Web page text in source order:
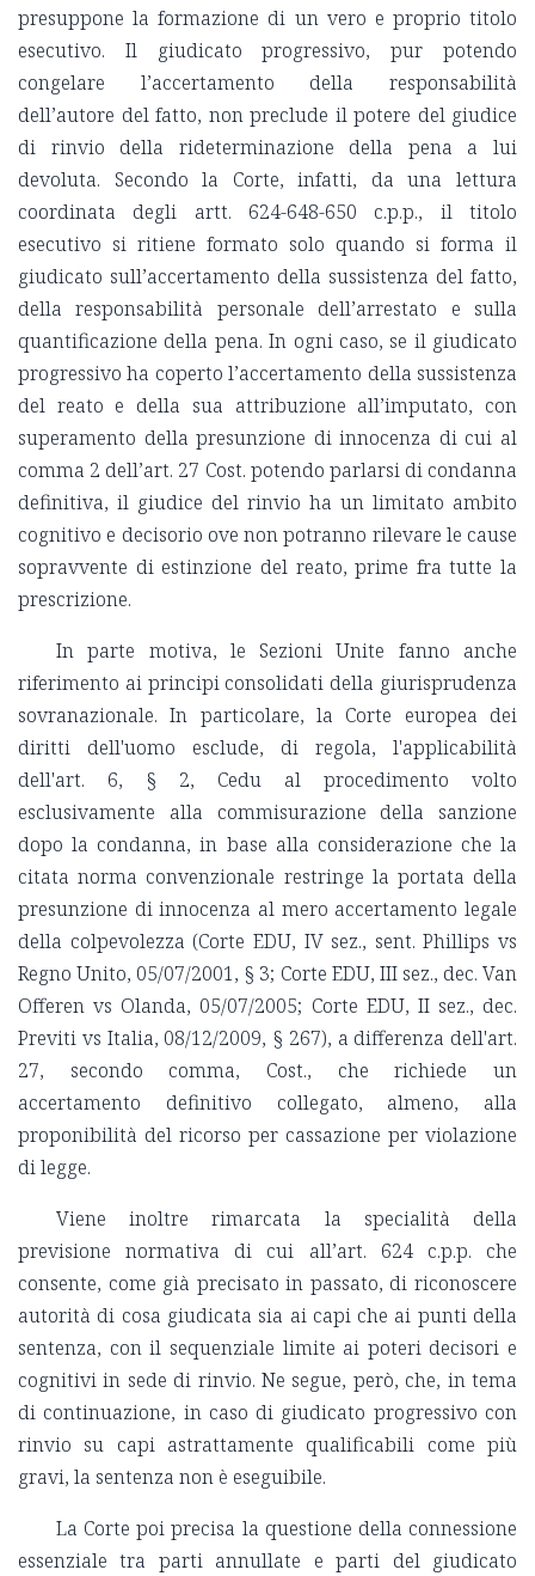
presuppone la formazione di un vero e proprio titolo
esecutivo. Il giudicato progressivo, pur potendo
congelare l’accertamento della responsabilità
dell’autore del fatto, non preclude il potere del giudice
di rinvio della rideterminazione della pena a lui
devoluta. Secondo la Corte, infatti, da una lettura
coordinata degli artt. 624-648-650 c.p.p., il titolo
esecutivo si ritiene formato solo quando si forma il
giudicato sull’accertamento della sussistenza del fatto,
della responsabilità personale dell’arrestato e sulla
quantificazione della pena. In ogni caso, se il giudicato
progressivo ha coperto l’accertamento della sussistenza
del reato e della sua attribuzione all’imputato, con
superamento della presunzione di innocenza di cui al
comma 2 dell’art. 27 Cost. potendo parlarsi di condanna
definitiva, il giudice del rinvio ha un limitato ambito
cognitivo e decisorio ove non potranno rilevare le cause
sopravvente di estinzione del reato, prime fra tutte la
prescrizione.
In parte motiva, le Sezioni Unite fanno anche
riferimento ai principi consolidati della giurisprudenza
sovranazionale. In particolare, la Corte europea dei
diritti dell'uomo esclude, di regola, l'applicabilità
dell'art. 6, § 2, Cedu al procedimento volto
esclusivamente alla commisurazione della sanzione
dopo la condanna, in base alla considerazione che la
citata norma convenzionale restringe la portata della
presunzione di innocenza al mero accertamento legale
della colpevolezza (Corte EDU, IV sez., sent. Phillips vs
Regno Unito, 05/07/2001, § 3; Corte EDU, III sez., dec. Van
Offeren vs Olanda, 05/07/2005; Corte EDU, II sez., dec.
Previti vs Italia, 08/12/2009, § 267), a differenza dell'art.
27, secondo comma, Cost., che richiede un
accertamento definitivo collegato, almeno, alla
proponibilità del ricorso per cassazione per violazione
di legge.
Viene inoltre rimarcata la specialità della
previsione normativa di cui all’art. 624 c.p.p. che
consente, come già precisato in passato, di riconoscere
autorità di cosa giudicata sia ai capi che ai punti della
sentenza, con il sequenziale limite ai poteri decisori e
cognitivi in sede di rinvio. Ne segue, però, che, in tema
di continuazione, in caso di giudicato progressivo con
rinvio su capi astrattamente qualificabili come più
gravi, la sentenza non è eseguibile.
La Corte poi precisa la questione della connessione
essenziale tra parti annullate e parti del giudicato